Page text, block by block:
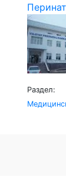
Раздел: